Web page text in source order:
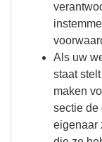
Als uw
staat
maken
sectie de
eigenaar